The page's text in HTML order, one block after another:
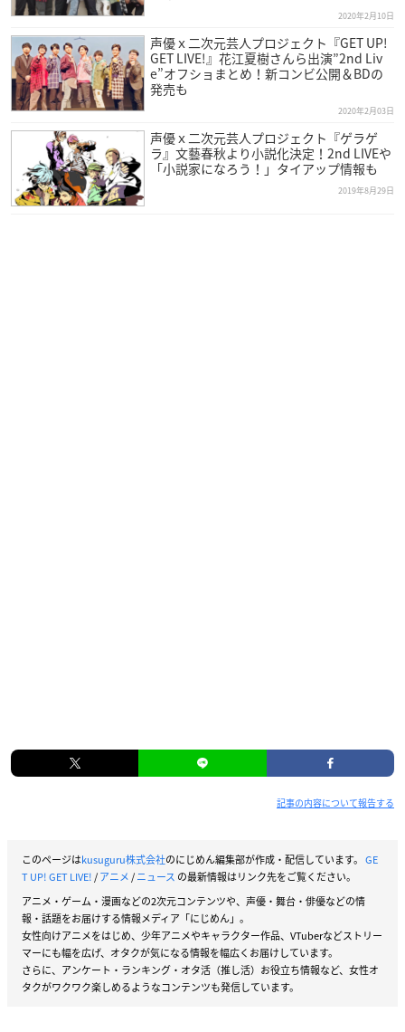
2020年2月10日
声優ｘ二次元芸人プロジェクト『GET UP!
GET LIVE!』花江夏樹さんら出演”2nd Liv
e”オフショまとめ！新コンビ公開＆BDの
発売も
2020年2月03日
声優ｘ二次元芸人プロジェクト『ゲラゲ
ラ』文藝春秋より小説化決定！2nd LIVEや
「小説家になろう！」タイアップ情報も
2019年8月29日
記事の内容について報告する
このページはkusuguru株式会社のにじめん編集部が作成・配信しています。 GE
T UP! GET LIVE!/アニメ/ニュース の最新情報はリンク先をご覧ください。
アニメ・ゲーム・漫画などの2次元コンテンツや、声優・舞台・俳優などの情
報・話題をお届けする情報メディア「にじめん」。
女性向けアニメをはじめ、少年アニメやキャラクター作品、VTuberなどストリー
マーにも幅を広げ、オタクが気になる情報を幅広くお届けしています。
さらに、アンケート・ランキング・オタ活（推し活）お役立ち情報など、女性オ
タクがワクワク楽しめるようなコンテンツも発信しています。